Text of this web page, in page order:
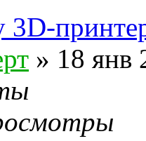
3D-
» 18 янв